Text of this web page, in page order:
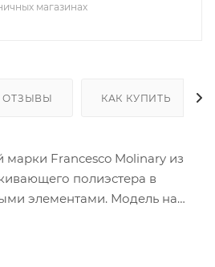
магазинах
ОТЗЫВЫ КАК КУПИТЬ
марки Francesco Molinary из
полиэстера в
элементами. Модель на